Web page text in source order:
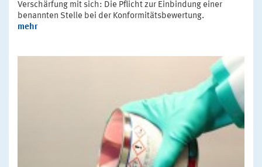
Verschärfung mit sich: Die Pflicht zur Einbindung einer
benannten Stelle bei der Konformitätsbewertung.
mehr